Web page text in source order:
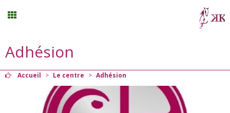
Stages vacances
Adhésion
Accueil > Le centre > Adhésion